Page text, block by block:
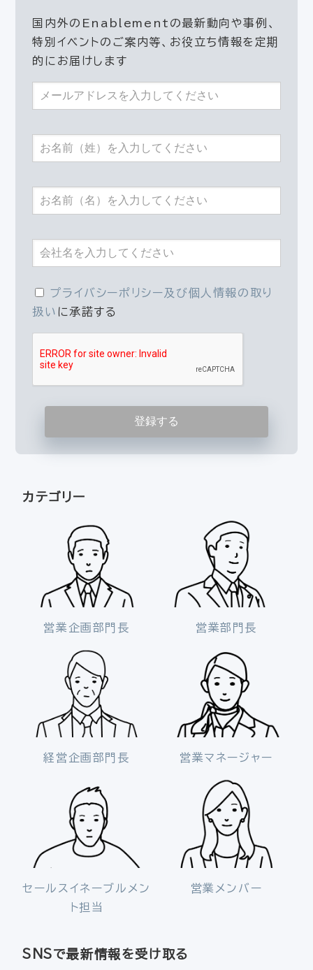
国内外のEnablementの最新動向や事例、
特別イベントのご案内等、お役立ち情報を定期
的にお届けします
プライバシーポリシー及び個人情報の取り
扱い に承諾する
カテゴリー
営業企画部門長 営業部門長
経営企画部門長 営業マネージャー
セールスイネーブルメン
ト担当
営業メンバー
SNSで最新情報を受け取る